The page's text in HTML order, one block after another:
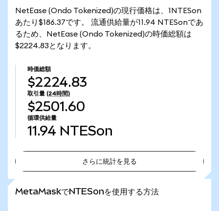
NetEase (Ondo Tokenized)の現行価格は、1NTESon
あたり$186.37です。 流通供給量が11.94 NTESonであ
るため、NetEase (Ondo Tokenized)の時価総額は
$2224.83となります。
時価総額
$2224.83
取引量 (24時間)
$2501.60
循環供給量
11.94 NTESon
さらに統計を見る
MetaMaskでNTESonを使用する方法